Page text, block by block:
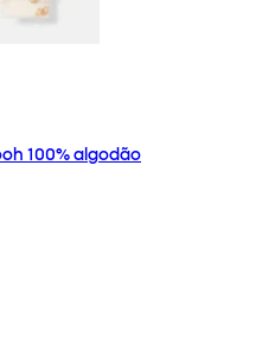
100% algodão